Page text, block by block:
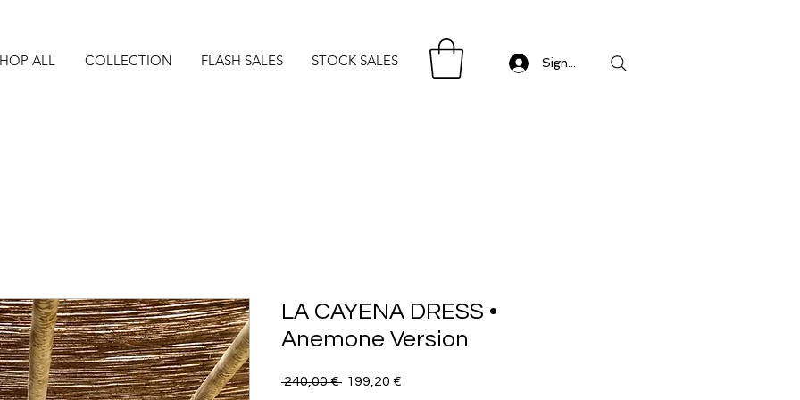
ALL COLLECTION FLASH SALES STOCK SALES Sign in/ Log in
LA CAYENA DRESS •
Anemone Version
240,00 € Precio
199,20 €